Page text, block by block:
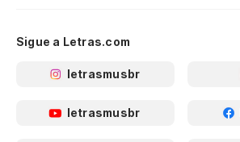
Sigue a Letras.com
letrasmusbr
letrasmusbr